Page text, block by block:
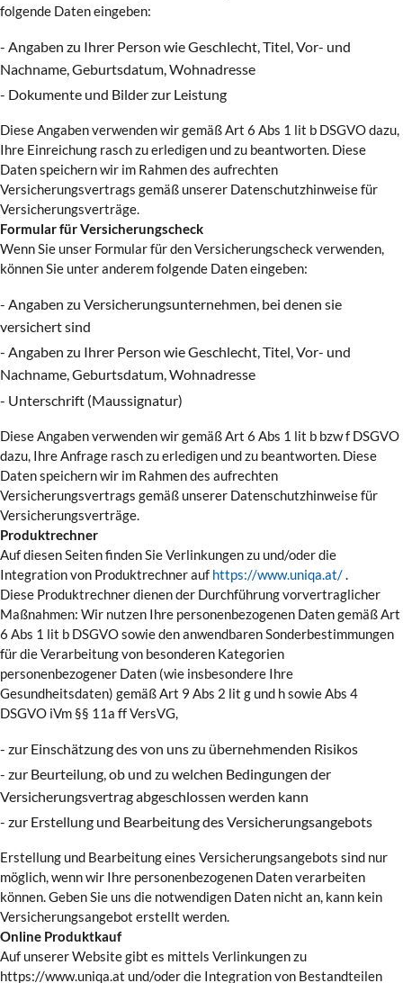
folgende Daten eingeben:
- Angaben zu Ihrer Person wie Geschlecht, Titel, Vor- und
Nachname, Geburtsdatum, Wohnadresse
- Dokumente und Bilder zur Leistung
Diese Angaben verwenden wir gemäß Art 6 Abs 1 lit b DSGVO dazu,
Ihre Einreichung rasch zu erledigen und zu beantworten. Diese
Daten speichern wir im Rahmen des aufrechten
Versicherungsvertrags gemäß unserer Datenschutzhinweise für
Versicherungsverträge.
Formular für Versicherungscheck
Wenn Sie unser Formular für den Versicherungscheck verwenden,
können Sie unter anderem folgende Daten eingeben:
- Angaben zu Versicherungsunternehmen, bei denen sie
versichert sind
- Angaben zu Ihrer Person wie Geschlecht, Titel, Vor- und
Nachname, Geburtsdatum, Wohnadresse
- Unterschrift (Maussignatur)
Diese Angaben verwenden wir gemäß Art 6 Abs 1 lit b bzw f DSGVO
dazu, Ihre Anfrage rasch zu erledigen und zu beantworten. Diese
Daten speichern wir im Rahmen des aufrechten
Versicherungsvertrags gemäß unserer Datenschutzhinweise für
Versicherungsverträge.
Produktrechner
Auf diesen Seiten finden Sie Verlinkungen zu und/oder die
Integration von Produktrechner auf https://www.uniqa.at/
Diese Produktrechner dienen der Durchführung vorvertraglicher
Maßnahmen: Wir nutzen Ihre personenbezogenen Daten gemäß Art
6 Abs 1 lit b DSGVO sowie den anwendbaren Sonderbestimmungen
für die Verarbeitung von besonderen Kategorien
personenbezogener Daten (wie insbesondere Ihre
Gesundheitsdaten) gemäß Art 9 Abs 2 lit g und h sowie Abs 4
DSGVO iVm §§ 11a ff VersVG,
- zur Einschätzung des von uns zu übernehmenden Risikos
- zur Beurteilung, ob und zu welchen Bedingungen der
Versicherungsvertrag abgeschlossen werden kann
- zur Erstellung und Bearbeitung des Versicherungsangebots
Erstellung und Bearbeitung eines Versicherungsangebots sind nur
möglich, wenn wir Ihre personenbezogenen Daten verarbeiten
können. Geben Sie uns die notwendigen Daten nicht an, kann kein
Versicherungsangebot erstellt werden.
Online Produktkauf
Auf unserer Website gibt es mittels Verlinkungen zu
https://www.uniqa.at und/oder die Integration von Bestandteilen